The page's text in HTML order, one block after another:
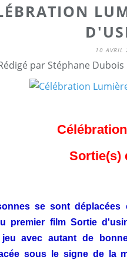
10 AVRIL
par Stéphane
Sortie(s)
se sont
premier film Sortie
avec autant de
sous le signe de la